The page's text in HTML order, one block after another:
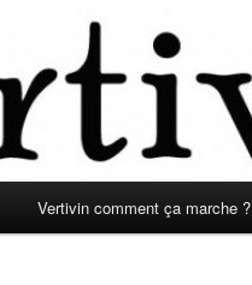
Vertivin comment ça marche ?